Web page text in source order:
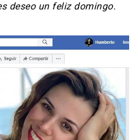
deseo un feliz domingo.